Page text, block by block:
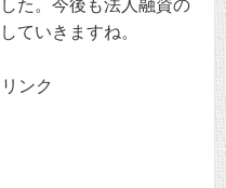
た。今後も法人融資の
ていきますね。
ンク